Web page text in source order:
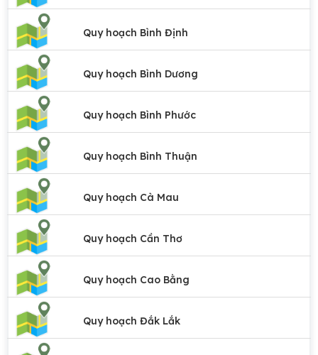
Quy hoạch Bình Định
Quy hoạch Bình Dương
Quy hoạch Bình Phước
Quy hoạch Bình Thuận
Quy hoạch Cà Mau
Quy hoạch Cần Thơ
Quy hoạch Cao Bằng
Quy hoạch Đắk Lắk